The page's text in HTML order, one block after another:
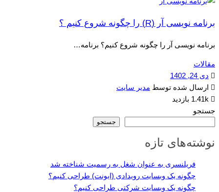
برنامه نویسی آر (R) را چگونه شروع کنیم ؟
برنامه نویسی آر را چگونه شروع کنیم؟ برنامه…
مقالات
دی 24, 1402
ارسال شده توسط مدیر سایت
جستجو
جستجو
نوشته‌های تازه
فریلنسری به عنوان شغل به رسمیت شناخته شد
چگونه یک وبسایت رویدادی (ایونت) طراحی کنیم؟
چگونه یک وبسایت شرکتی طراحی کنیم؟